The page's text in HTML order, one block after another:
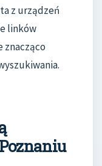
z urządzeń
linków
znacząco